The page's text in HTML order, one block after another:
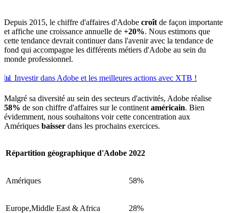
Depuis 2015, le chiffre d'affaires d'Adobe croît de façon importante
et affiche une croissance annuelle de +20%. Nous estimons que
cette tendance devrait continuer dans l'avenir avec la tendance de
fond qui accompagne les différents métiers d'Adobe au sein du
monde professionnel.
📊 Investir dans Adobe et les meilleures actions avec XTB !
Malgré sa diversité au sein des secteurs d'activités, Adobe réalise
58% de son chiffre d'affaires sur le continent américain. Bien
évidemment, nous souhaitons voir cette concentration aux
Amériques baisser dans les prochains exercices.
Répartition géographique d'Adobe 2022
Amériques 58%
Europe,Middle East & Africa 28%